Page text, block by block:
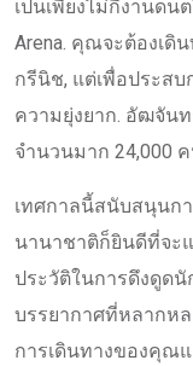
เป็นเพียงไม่กี่งานดน
Arena. คุณจะต้องเดิ
กรีนิช, แต่เพื่อประส
ความยุ่งยาก. อัฒจัน
จำนวนมาก 24,000
เทศกาลนี้สนับสนุนก
นานาชาติก็ยินดีที่จะ
ประวัติในการดึงดูดนั
บรรยากาศที่หลากห
การเดินทางของคุณ